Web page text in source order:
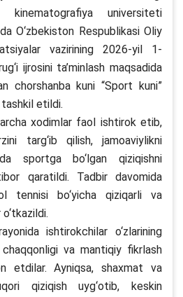
kinematografiya universiteti
O‘zbekiston Respublikasi Oliy
vazirining 2026-yil 1-
ijrosini ta’minlash maqsadida
chorshanba kuni “Sport kuni”
etildi.
xodimlar faol ishtirok etib,
targ‘ib qilish, jamoaviylikni
sportga bo‘lgan qiziqishni
qaratildi. Tadbir davomida
tennisi bo‘yicha qiziqarli va
ishtirokchilar o‘zlarining
va mantiqiy fikrlash
etdilar. Ayniqsa, shaxmat va
qiziqish uyg‘otib, keskin